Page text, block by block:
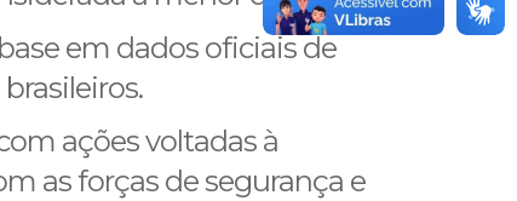
em dados oficiais de
ações voltadas à
as forças de segurança e